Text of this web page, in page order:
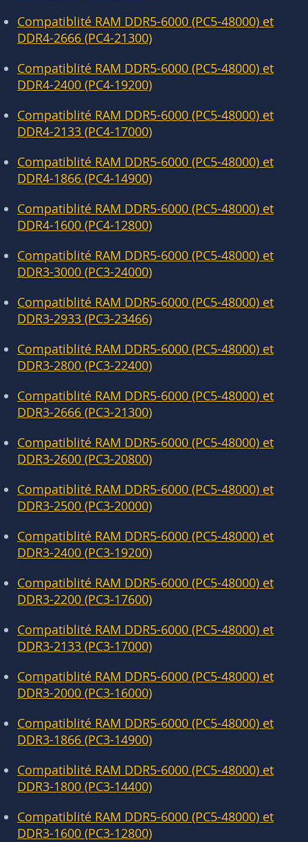
Compatiblité RAM DDR5-6000 (PC5-48000) et
DDR4-2666 (PC4-21300)
Compatiblité RAM DDR5-6000 (PC5-48000) et
DDR4-2400 (PC4-19200)
Compatiblité RAM DDR5-6000 (PC5-48000) et
DDR4-2133 (PC4-17000)
Compatiblité RAM DDR5-6000 (PC5-48000) et
DDR4-1866 (PC4-14900)
Compatiblité RAM DDR5-6000 (PC5-48000) et
DDR4-1600 (PC4-12800)
Compatiblité RAM DDR5-6000 (PC5-48000) et
DDR3-3000 (PC3-24000)
Compatiblité RAM DDR5-6000 (PC5-48000) et
DDR3-2933 (PC3-23466)
Compatiblité RAM DDR5-6000 (PC5-48000) et
DDR3-2800 (PC3-22400)
Compatiblité RAM DDR5-6000 (PC5-48000) et
DDR3-2666 (PC3-21300)
Compatiblité RAM DDR5-6000 (PC5-48000) et
DDR3-2600 (PC3-20800)
Compatiblité RAM DDR5-6000 (PC5-48000) et
DDR3-2500 (PC3-20000)
Compatiblité RAM DDR5-6000 (PC5-48000) et
DDR3-2400 (PC3-19200)
Compatiblité RAM DDR5-6000 (PC5-48000) et
DDR3-2200 (PC3-17600)
Compatiblité RAM DDR5-6000 (PC5-48000) et
DDR3-2133 (PC3-17000)
Compatiblité RAM DDR5-6000 (PC5-48000) et
DDR3-2000 (PC3-16000)
Compatiblité RAM DDR5-6000 (PC5-48000) et
DDR3-1866 (PC3-14900)
Compatiblité RAM DDR5-6000 (PC5-48000) et
DDR3-1800 (PC3-14400)
Compatiblité RAM DDR5-6000 (PC5-48000) et
DDR3-1600 (PC3-12800)